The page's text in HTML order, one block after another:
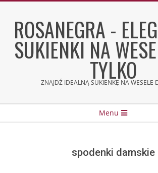
contentROSANEGRA -
SUKIENKI NA
TYLKO
ZNAJDŹ IDEALNĄ SUKIENKĘ NA WESELE
Menu
spodenki damskie